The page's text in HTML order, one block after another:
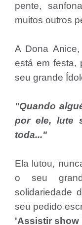
pente,
muitos outros
A Dona
está em festa,
seu grande
"Quando
por ele, lute
toda..."
Ela lutou,
o seu
solidariedade
seu pedido
'Assistir show